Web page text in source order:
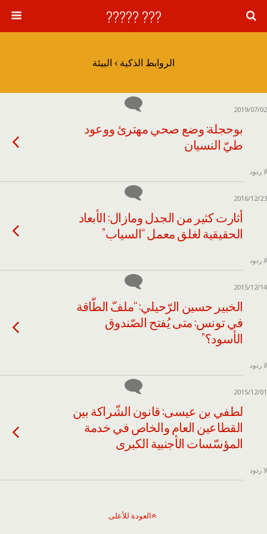
??? ?????
الروابط الذكية › البيئة
2019/07/02
بوحجلة: وضع صحي مهترئ ووعود
طيّ النسيان
لا ردود
2016/12/23
أثارت كثير من الجدل ومازال: الأبعاد
الحقيقية لغلق معمل “السياب”
لا ردود
2015/12/14
الخبير حسين الرّحيلي: “ملفّ الطّاقة
في تونس: متى يُفتح الصّندوق
الأسود؟”
لا ردود
2015/12/01
لطفي بن عيسى: قانون الشّراكة بين
القطاعين العام والخاص في خدمة
المؤسّسات الأجنبية الكبرى
لا ردود
العودة للأعلى